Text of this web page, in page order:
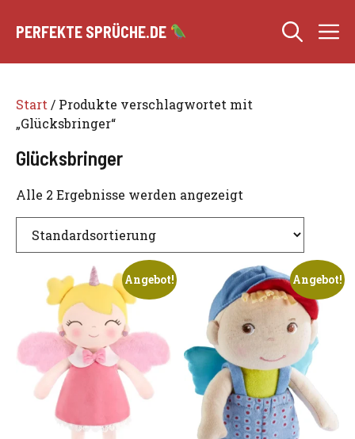
Inhalt
PERFEKTE SPRÜCHE.DE
Start / Produkte verschlagwortet mit
„Glücksbringer“
Glücksbringer
Alle 2 Ergebnisse werden angezeigt
Angebot! Angebot!